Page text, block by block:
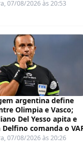
07/08/2026 às 20:53
argentina define
Olimpia e Vasco;
Del Yesso apita e
Delfino comanda o
07/08/2026 às 20:26